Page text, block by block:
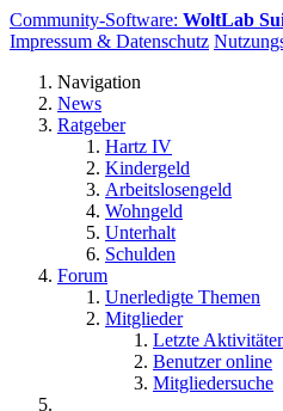
Community-Software: WoltLab
Impressum & Datenschutz
Navigation
News
Ratgeber
Hartz IV
Kindergeld
Arbeitslosengeld
Wohngeld
Unterhalt
Schulden
Forum
Unerledigte Themen
Mitglieder
Letzte
Benutzer online
Mitgliedersuche